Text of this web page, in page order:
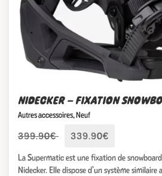
NIDECKER – FIXATION
Autres accessoires,Neuf
399.90€ 339.90€
La Supermatic est une fixation de
Nidecker. Elle dispose d’un système similaire